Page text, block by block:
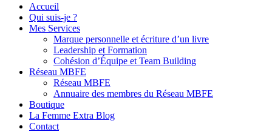
Accueil
Qui suis-je ?
Mes Services
Marque personnelle et écriture d’un livre
Leadership et Formation
Cohésion d’Équipe et Team Building
Réseau MBFE
Réseau MBFE
Annuaire des membres du Réseau MBFE
Boutique
La Femme Extra Blog
Contact